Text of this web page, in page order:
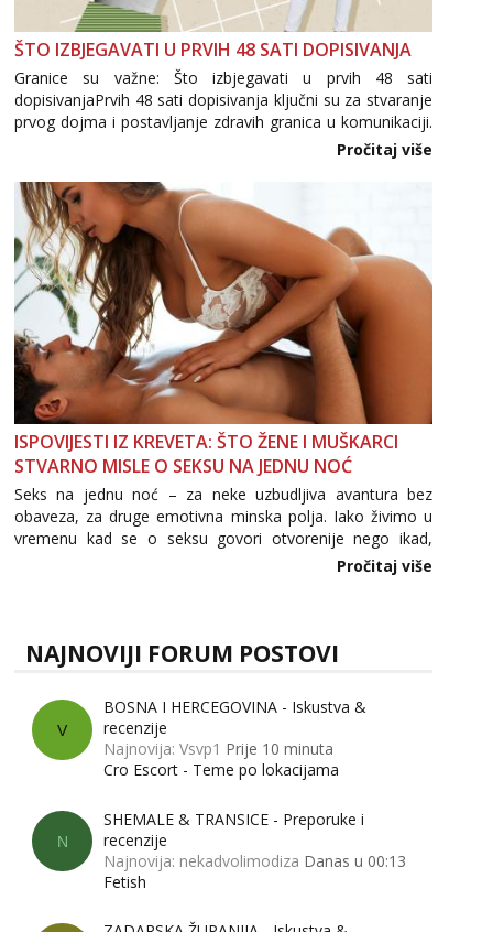
ŠTO IZBJEGAVATI U PRVIH 48 SATI DOPISIVANJA
Granice su važne: Što izbjegavati u prvih 48 sati
dopisivanjaPrvih 48 sati dopisivanja ključni su za stvaranje
prvog dojma i postavljanje zdravih granica u komunikaciji.
Važno je izbjeći prebrzo otkrivanje osobnih ili intimnih
informacija, jer nepoznata osoba još nije zaslužila to
povjerenje. Takođe...
Pročitaj više
ISPOVIJESTI IZ KREVETA: ŠTO ŽENE I MUŠKARCI
STVARNO MISLE O SEKSU NA JEDNU NOĆ
Seks na jednu noć – za neke uzbudljiva avantura bez
obaveza, za druge emotivna minska polja. Iako živimo u
vremenu kad se o seksu govori otvorenije nego ikad,
tema „jedne noći strasti“ i dalje izaziva burne rasprave. Što
Pročitaj više
NAJNOVIJI FORUM POSTOVI
V
BOSNA I HERCEGOVINA - Iskustva &
recenzije
Najnovija: Vsvp1 Prije 10 minuta
Cro Escort - Teme po lokacijama
N
SHEMALE & TRANSICE - Preporuke i
recenzije
Najnovija: nekadvolimodiza Danas u 00:13
Fetish